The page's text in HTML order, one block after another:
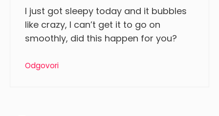
I just got sleepy today and it bubbles
like crazy, I can’t get it to go on
smoothly, did this happen for you?
Odgovori